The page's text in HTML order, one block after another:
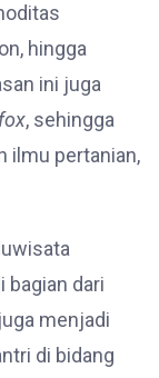
hingga
ini juga
, sehingga
ilmu pertanian,
bagian dari
menjadi
di bidang